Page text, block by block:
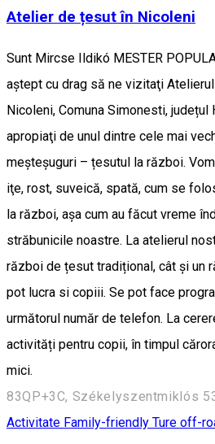
Atelier de țesut în Nicoleni
Sunt Mircse Ildikó MESTER
aştept cu drag să ne vizitaţi
Nicoleni, Comuna Simonesti, județul
apropiaţi de unul dintre cele mai
meşteşuguri – țesutul la război.
iţe, rost, suveică, spată, cum se
la război, aşa cum au făcut vreme
străbunicile noastre. La atelierul
război de țesut tradițional, cât și un
pot lucra si copiii. Se pot face
următorul număr de telefon. La
activități pentru copii, în timpul
mici.
83QP+3C, Székelyszentmiklós
Activitate Family-friendly Ture off-